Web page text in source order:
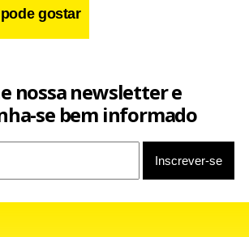
de conveniência do BRB em
gostar
nossa newsletter e
se bem informado